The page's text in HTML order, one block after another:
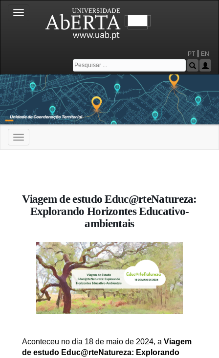
Toggle
navigation
PT EN
Toggle
navigation
Viagem de estudo Educ@rteNatureza:
Explorando Horizontes Educativo-
ambientais
Aconteceu no dia 18 de maio de 2024, a Viagem
de estudo Educ@rteNatureza: Explorando